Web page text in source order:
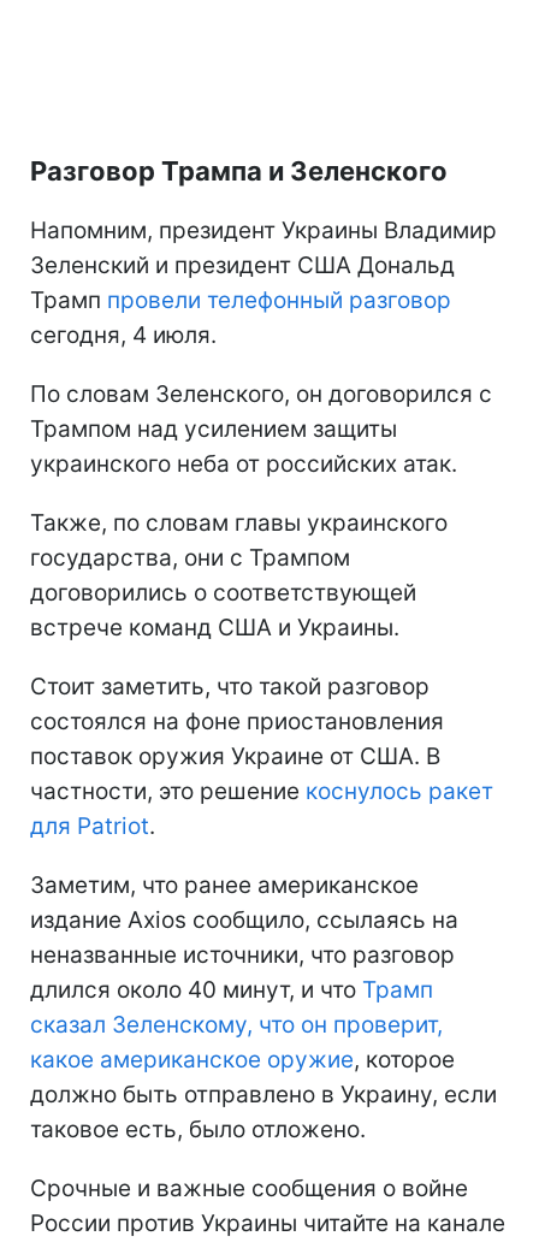
Разговор Трампа и Зеленского
Напомним, президент Украины Владимир
Зеленский и президент США Дональд
Трамп провели телефонный разговор
сегодня, 4 июля.
По словам Зеленского, он договорился с
Трампом над усилением защиты
украинского неба от российских атак.
Также, по словам главы украинского
государства, они с Трампом
договорились о соответствующей
встрече команд США и Украины.
Стоит заметить, что такой разговор
состоялся на фоне приостановления
поставок оружия Украине от США. В
частности, это решение коснулось ракет
для Patriot.
Заметим, что ранее американское
издание Axios сообщило, ссылаясь на
неназванные источники, что разговор
длился около 40 минут, и что Трамп
сказал Зеленскому, что он проверит,
какое американское оружие, которое
должно быть отправлено в Украину, если
таковое есть, было отложено.
Срочные и важные сообщения о войне
России против Украины читайте на канале